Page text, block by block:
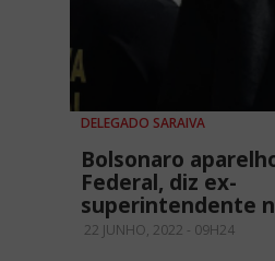
DELEGADO SARAIVA
Bolsonaro
Federal, diz ex-
superintendente
22 JUNHO, 2022 - 09H24